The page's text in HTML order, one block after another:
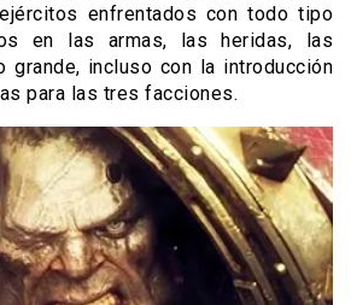
enfrentados con todo tipo
en las armas, las heridas, las
grande, incluso con la introducción
para las tres facciones.